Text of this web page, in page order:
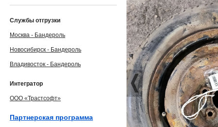
Службы отгрузки
Москва - Бандероль
Новосибирск - Бандероль
Владивосток - Бандероль
Интегратор
ООО «Трастсофт»
Партнерская программа